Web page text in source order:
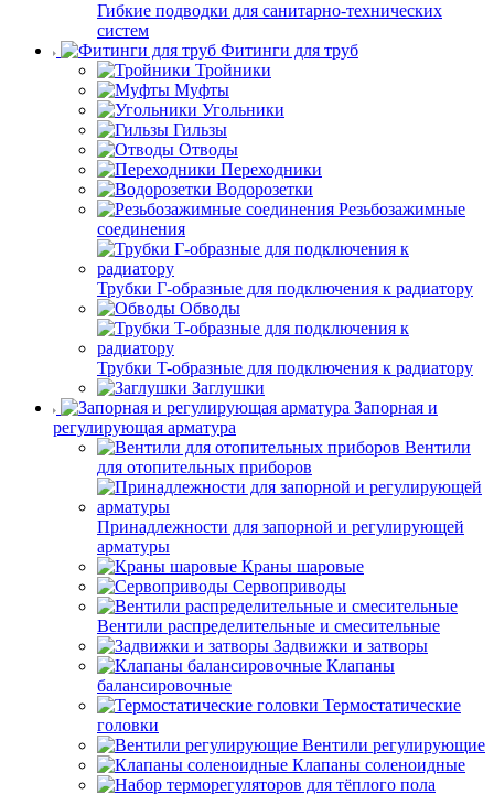
Гибкие подводки для санитарно-технических
систем
Фитинги для труб
Тройники
Муфты
Угольники
Гильзы
Отводы
Переходники
Водорозетки
Резьбозажимные
соединения
Трубки Г-образные для подключения к радиатору
Обводы
Трубки T-образные для подключения к радиатору
Заглушки
Запорная и
регулирующая арматура
Вентили
для отопительных приборов
Принадлежности для запорной и регулирующей
арматуры
Краны шаровые
Сервоприводы
Вентили распределительные и смесительные
Задвижки и затворы
Клапаны
балансировочные
Термостатические
головки
Вентили регулирующие
Клапаны соленоидные